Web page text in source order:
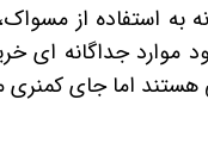
به استفاده از
موارد جداگانه ای
اما جای کمنری